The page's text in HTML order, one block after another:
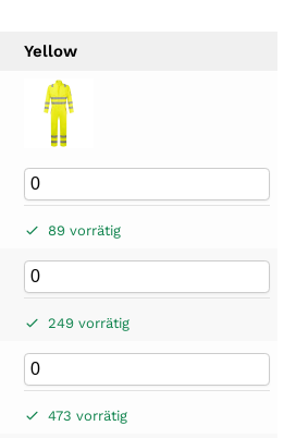
Yellow
89 vorrätig
249 vorrätig
473 vorrätig